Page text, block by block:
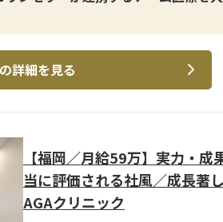
自毛植毛手術」が中心。術後の見た目
も革新的な技術を提供しています。
トできる充実の研修制度を完備。基
が初めての方でも問題ありません。
詳細を見る
【福岡／月給59万】実力・成
当に評価される社風／成長著
AGAクリニック